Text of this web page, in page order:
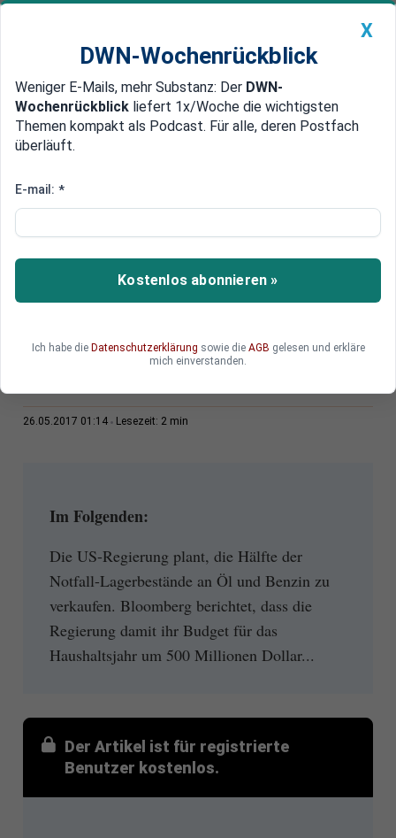
Newsticker MEIN DWN: Geldanlage Premium
Edelmetalle DWN-Magazin China
Ölpreis unter Druck
US-Regierung plant Auflösung
der strategischen Öl-Reserven
Die US-Regierung plant die Auflösung der
26.05.2017 01:14 Lesezeit: 2 min
Im Folgenden:
Die US-Regierung plant, die Hälfte der
Notfall-Lagerbestände an Öl und Benzin zu
verkaufen. Bloomberg berichtet, dass die
Regierung damit ihr Budget für das
Haushaltsjahr um 500 Millionen Dollar...
Der Artikel ist für registrierte
Benutzer kostenlos.
X
DWN-Wochenrückblick
Weniger E-Mails, mehr Substanz: Der DWN-
Wochenrückblick liefert 1x/Woche die wichtigsten
Themen kompakt als Podcast. Für alle, deren Postfach
überläuft.
E-mail: *
Kostenlos abonnieren »
Ich habe die Datenschutzerklärung sowie die AGB gelesen und erkläre
mich einverstanden.